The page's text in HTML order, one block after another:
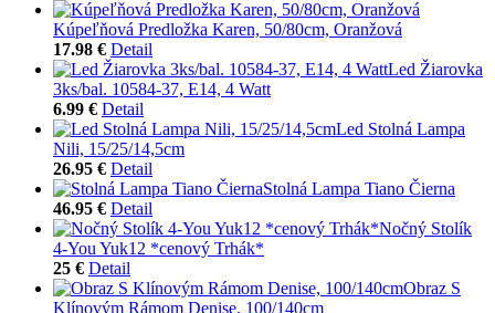
Kúpeľňová Predložka Karen, 50/80cm, Oranžová
17.98 € Detail
Led Žiarovka
3ks/bal. 10584-37, E14, 4 Watt
6.99 € Detail
Led Stolná Lampa
Nili, 15/25/14,5cm
26.95 € Detail
Stolná Lampa Tiano Čierna
46.95 € Detail
Nočný Stolík
4-You Yuk12 *cenový Trhák*
25 € Detail
Obraz S
Klínovým Rámom Denise, 100/140cm